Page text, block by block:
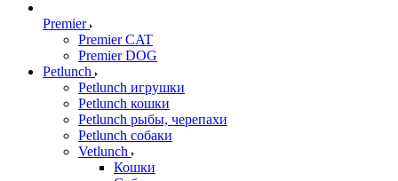
Premier
Premier CAT
Premier DOG
Petlunch
Petlunch игрушки
Petlunch кошки
Petlunch рыбы, черепахи
Petlunch собаки
Vetlunch
Кошки